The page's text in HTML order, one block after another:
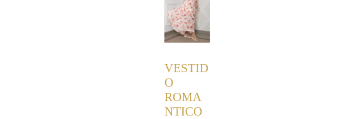
VESTID
O
ROMA
NTICO